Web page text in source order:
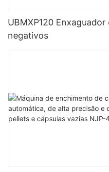
UBMXP120
negativos